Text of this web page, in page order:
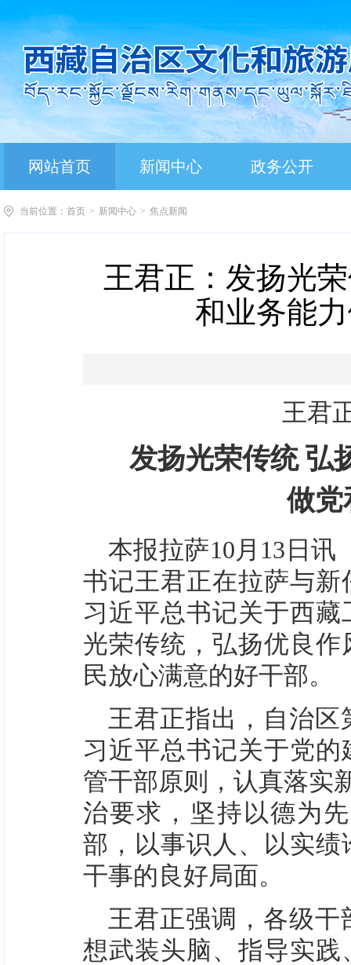
网站首页 新闻中心 政务公开
当前位置： 首页 > 新闻中心 > 焦点新闻
王君正：发扬光
和业务能
王君
发扬光荣传统 弘
做党
本报拉萨10月13日讯
书记王君正在拉萨与
习近平总书记关于西
光荣传统，弘扬优良
民放心满意的好干部。
王君正指出，自治
习近平总书记关于党
管干部原则，认真落实
治要求，坚持以德为
部，以事识人、以实
干事的良好局面。
王君正强调，各级
想武装头脑、指导实